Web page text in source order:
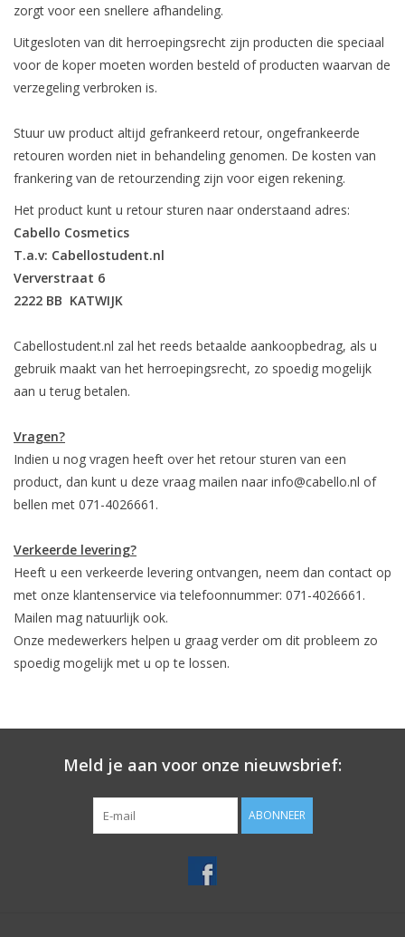
zorgt voor een snellere afhandeling.
Uitgesloten van dit herroepingsrecht zijn producten die speciaal
voor de koper moeten worden besteld of producten waarvan de
verzegeling verbroken is.
Stuur uw product altijd gefrankeerd retour, ongefrankeerde
retouren worden niet in behandeling genomen. De kosten van
frankering van de retourzending zijn voor eigen rekening.
Het product kunt u retour sturen naar onderstaand adres:
Cabello Cosmetics
T.a.v: Cabellostudent.nl
Ververstraat 6
2222 BB KATWIJK
Cabellostudent.nl zal het reeds betaalde aankoopbedrag, als u
gebruik maakt van het herroepingsrecht, zo spoedig mogelijk
aan u terug betalen.
Vragen?
Indien u nog vragen heeft over het retour sturen van een
product, dan kunt u deze vraag mailen naar info@cabello.nl of
bellen met 071-4026661.
Verkeerde levering?
Heeft u een verkeerde levering ontvangen, neem dan contact op
met onze klantenservice via telefoonnummer: 071-4026661.
Mailen mag natuurlijk ook.
Onze medewerkers helpen u graag verder om dit probleem zo
spoedig mogelijk met u op te lossen.
Meld je aan voor onze nieuwsbrief:
ABONNEER